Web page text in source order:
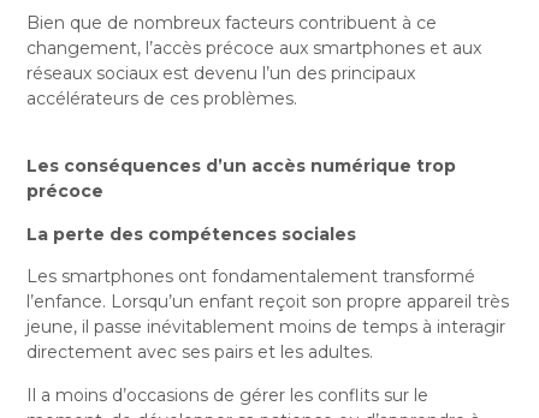
Bien que de nombreux facteurs contribuent à ce
changement, l’accès précoce aux smartphones et aux
réseaux sociaux est devenu l’un des principaux
accélérateurs de ces problèmes.
Les conséquences d’un accès numérique trop
précoce
La perte des compétences sociales
Les smartphones ont fondamentalement transformé
l’enfance. Lorsqu’un enfant reçoit son propre appareil très
jeune, il passe inévitablement moins de temps à interagir
directement avec ses pairs et les adultes.
Il a moins d’occasions de gérer les conflits sur le